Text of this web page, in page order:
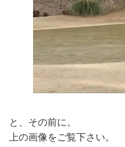
と、その前に。
上の画像をご覧下さい。